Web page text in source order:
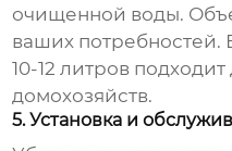
очищенной воды.
ваших
10-12 литров
домохозяйств.
5. Установка и